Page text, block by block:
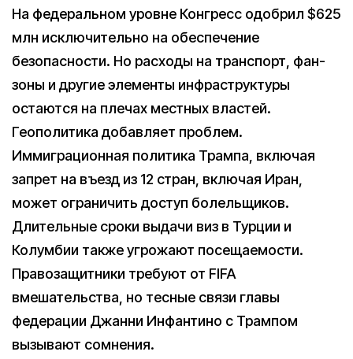
На федеральном уровне Конгресс одобрил $625
млн исключительно на обеспечение
безопасности. Но расходы на транспорт, фан-
зоны и другие элементы инфраструктуры
остаются на плечах местных властей.
Геополитика добавляет проблем.
Иммиграционная политика Трампа, включая
запрет на въезд из 12 стран, включая Иран,
может ограничить доступ болельщиков.
Длительные сроки выдачи виз в Турции и
Колумбии также угрожают посещаемости.
Правозащитники требуют от FIFA
вмешательства, но тесные связи главы
федерации Джанни Инфантино с Трампом
вызывают сомнения.